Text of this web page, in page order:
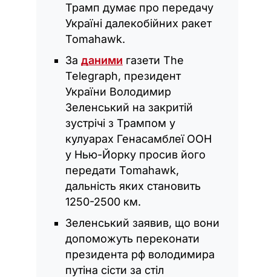
Трамп думає про передачу
Україні далекобійних ракет
Tomahawk.
За даними газети The
Telegraph, президент
України Володимир
Зеленський на закритій
зустрічі з Трампом у
кулуарах Генасамблеї ООН
у Нью-Йорку просив його
передати Tomahawk,
дальність яких становить
1250-2500 км.
Зеленський заявив, що вони
допоможуть переконати
президента рф володимира
путіна сісти за стіл